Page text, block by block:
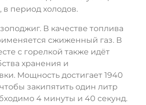
период холодов.
В качестве топлива
сжиженный газ. В
с горелкой также идёт
хранения и
Мощность достигает 1940
чтобы закипятить один литр
4 минуты и 40 секунд.